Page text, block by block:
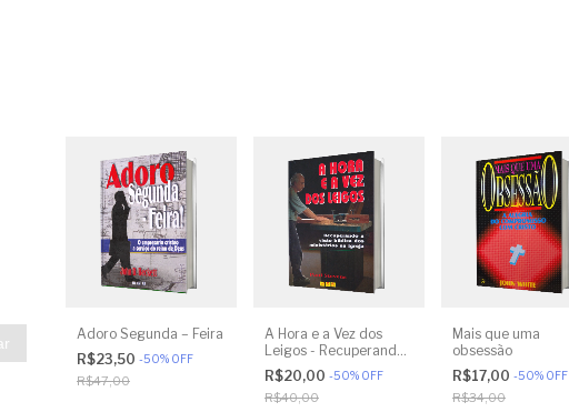
Adoro Segunda – Feira
R$23,50 -50% OFF
R$47,00
A Hora e a Vez dos
Leigos - Recuperando
a visão bíblica dos
ministérios na Igreja
R$20,00 -50% OFF
R$40,00
Mais que uma
obsessão
R$17,00 -50% OFF
R$34,00